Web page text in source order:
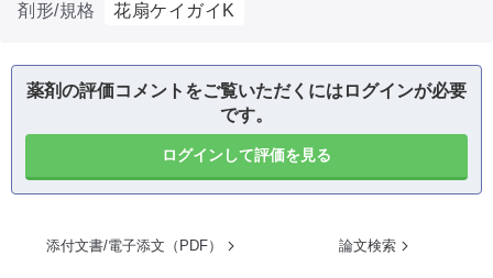
剤形/規格
花扇ケイガイK
薬剤の評価コメントをご覧いただくにはログインが必要
です。
ログインして評価を見る
添付文書/電子添文（PDF） 論文検索